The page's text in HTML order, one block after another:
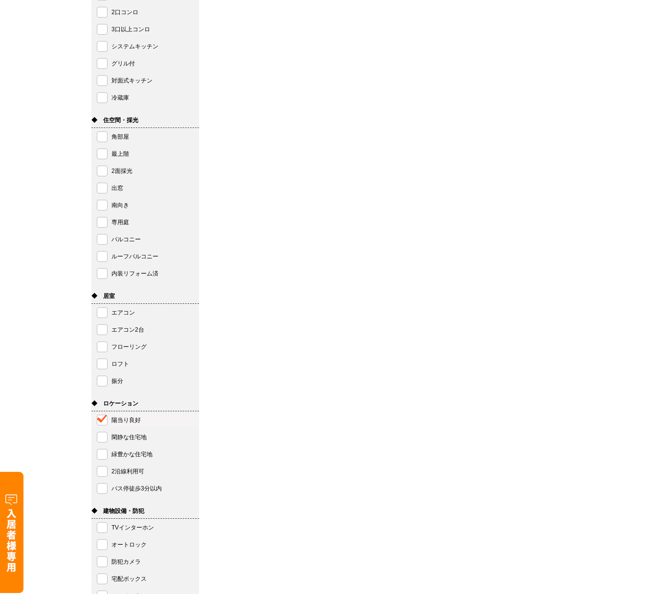
2口コンロ
3口以上コンロ
システムキッチン
グリル付
対面式キッチン
冷蔵庫
◆ 住空間・採光
角部屋
最上階
2面採光
出窓
南向き
専用庭
バルコニー
ルーフバルコニー
内装リフォーム済
◆ 居室
エアコン
エアコン2台
フローリング
ロフト
振分
◆ ロケーション
陽当り良好
閑静な住宅地
緑豊かな住宅地
2沿線利用可
バス停徒歩3分以内
◆ 建物設備・防犯
TVインターホン
オートロック
防犯カメラ
宅配ボックス